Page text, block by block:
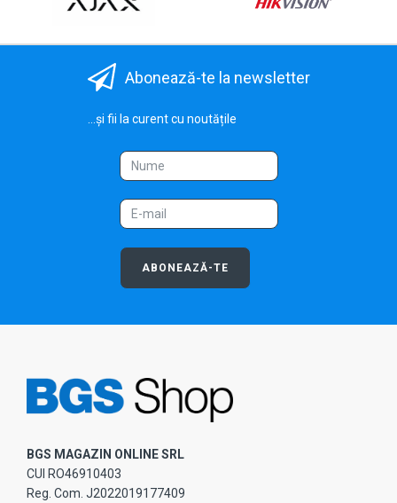
Abonează-te la newsletter
...și fii la curent cu noutățile
ABONEAZĂ-TE
BGS MAGAZIN ONLINE SRL
CUI RO46910403
Reg. Com. J2022019177409